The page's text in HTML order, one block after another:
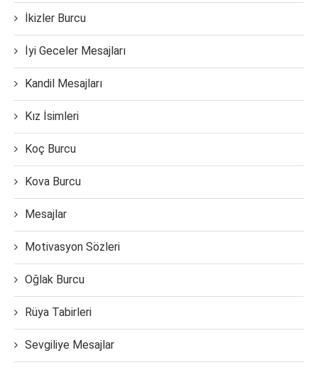
İkizler Burcu
İyi Geceler Mesajları
Kandil Mesajları
Kız İsimleri
Koç Burcu
Kova Burcu
Mesajlar
Motivasyon Sözleri
Oğlak Burcu
Rüya Tabirleri
Sevgiliye Mesajlar